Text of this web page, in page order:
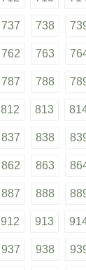
737 738
762 763
787 788
812 813
837 838
862 863
887 888
912 913
937 938